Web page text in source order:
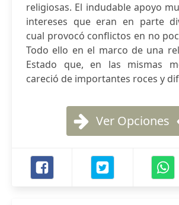
religiosas. El indudable apoyo
intereses que eran en parte
cual provocó conflictos en no
Todo ello en el marco de una
Estado que, en las mismas
careció de importantes roces y
Ver Opciones